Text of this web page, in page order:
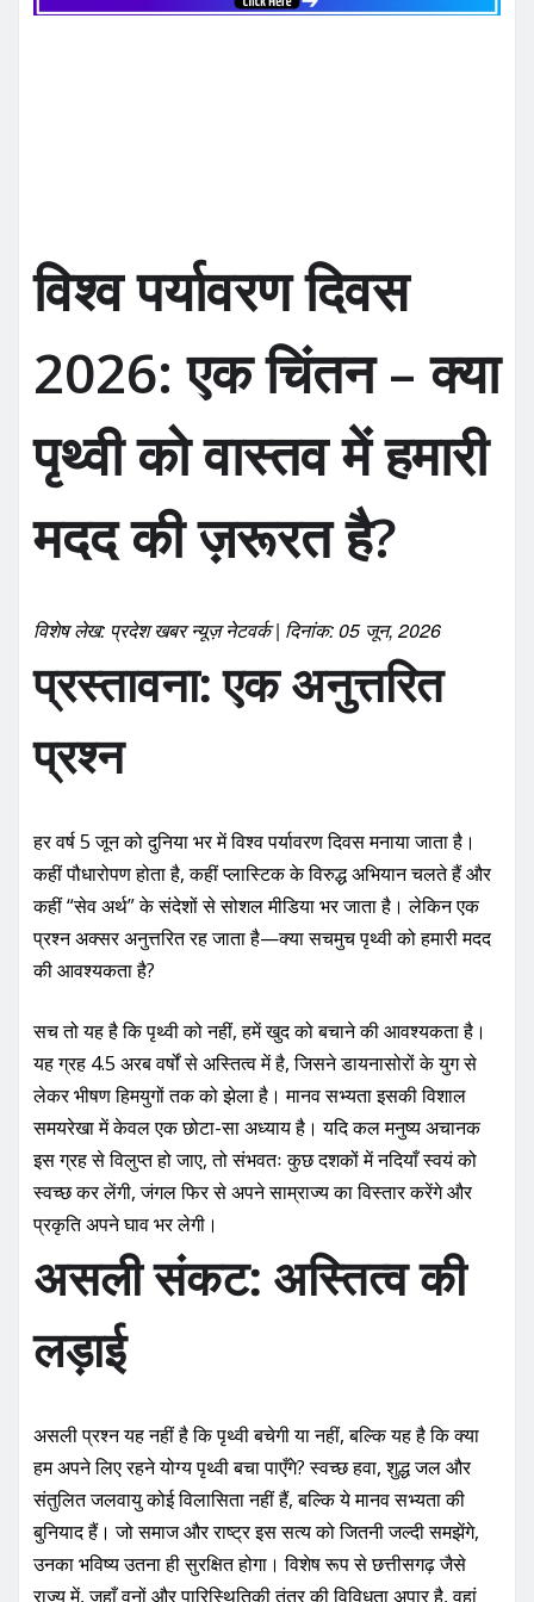
e tel s e
विश्व पर्यावरण दिवस
2026: एक चिंतन – क्या
पृथ्वी को वास्तव में हमारी
मदद की ज़रूरत है?
विशेष लेख: प्रदेश खबर न्यूज़ नेटवर्क | दिनांक: 05 जून, 2026
प्रस्तावना: एक अनुत्तरित
प्रश्न
हर वर्ष 5 जून को दुनिया भर में विश्व पर्यावरण दिवस मनाया जाता है।
कहीं पौधारोपण होता है, कहीं प्लास्टिक के विरुद्ध अभियान चलते हैं और
कहीं “सेव अर्थ” के संदेशों से सोशल मीडिया भर जाता है। लेकिन एक
प्रश्न अक्सर अनुत्तरित रह जाता है—क्या सचमुच पृथ्वी को हमारी मदद
की आवश्यकता है?
सच तो यह है कि पृथ्वी को नहीं, हमें खुद को बचाने की आवश्यकता है।
यह ग्रह 4.5 अरब वर्षों से अस्तित्व में है, जिसने डायनासोरों के युग से
लेकर भीषण हिमयुगों तक को झेला है। मानव सभ्यता इसकी विशाल
समयरेखा में केवल एक छोटा-सा अध्याय है। यदि कल मनुष्य अचानक
इस ग्रह से विलुप्त हो जाए, तो संभवतः कुछ दशकों में नदियाँ स्वयं को
स्वच्छ कर लेंगी, जंगल फिर से अपने साम्राज्य का विस्तार करेंगे और
प्रकृति अपने घाव भर लेगी।
असली संकट: अस्तित्व की
लड़ाई
असली प्रश्न यह नहीं है कि पृथ्वी बचेगी या नहीं, बल्कि यह है कि क्या
हम अपने लिए रहने योग्य पृथ्वी बचा पाएँगे? स्वच्छ हवा, शुद्ध जल और
संतुलित जलवायु कोई विलासिता नहीं हैं, बल्कि ये मानव सभ्यता की
बुनियाद हैं। जो समाज और राष्ट्र इस सत्य को जितनी जल्दी समझेंगे,
उनका भविष्य उतना ही सुरक्षित होगा। विशेष रूप से छत्तीसगढ़ जैसे
राज्य में, जहाँ वनों और पारिस्थितिकी तंत्र की विविधता अपार है, वहां